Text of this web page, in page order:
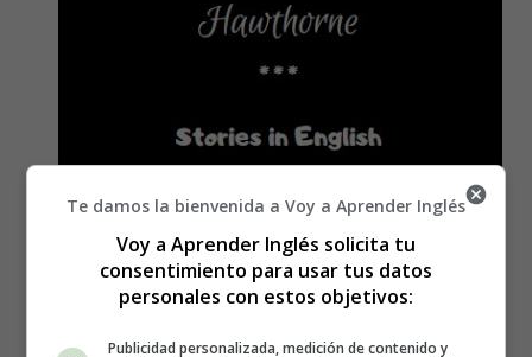
Te damos la bienvenida a Voy a Aprender Inglés
Voy a Aprender Inglés solicita tu
consentimiento para usar tus datos
personales con estos objetivos:
Publicidad personalizada, medición de contenido y